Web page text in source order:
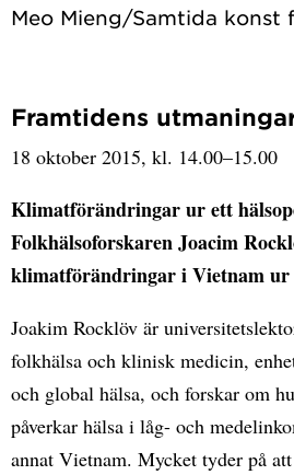
Framtidens
18 oktober 2015, kl. 14.00–15.00
Klimatförändringar ur ett
Folkhälsoforskaren Joacim
klimatförändringar i Vietnam ur
Joakim Rocklöv är
folkhälsa och klinisk medicin,
och global hälsa, och forskar om
påverkar hälsa i låg- och
annat Vietnam. Mycket tyder på